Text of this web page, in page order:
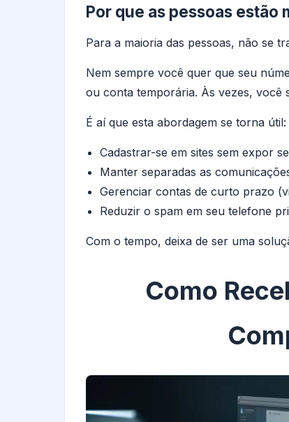
Por que as pessoas estão
Para a maioria das pessoas, não se
Nem sempre você quer que seu
ou conta temporária. Às vezes, você
É aí que esta abordagem se torna útil:
Cadastrar-se em sites sem expor
Manter separadas as
Gerenciar contas de curto prazo
Reduzir o spam em seu telefone
Com o tempo, deixa de ser uma
Como